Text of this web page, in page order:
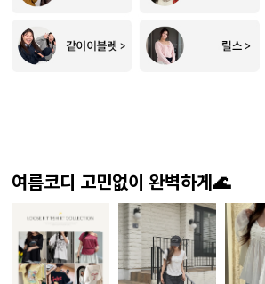
여름코디 고민없이 완벽하게🌊